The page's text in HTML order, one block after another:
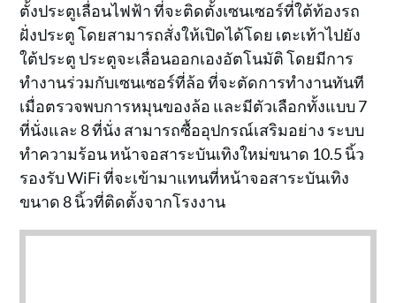
ตั้งประตูเลื่อนไฟฟ้า ที่จะติดตั้งเซนเซอร์ที่ใต้ท้องรถ
ฝั่งประตู โดยสามารถสั่งให้เปิดได้โดย เตะเท้าไปยัง
ใต้ประตู ประตูจะเลื่อนออกเองอัตโนมัติ โดยมีการ
ทำงานร่วมกับเซนเซอร์ที่ล้อ ที่จะตัดการทำงานทันที
เมื่อตรวจพบการหมุนของล้อ และมีตัวเลือกทั้งแบบ 7
ที่นั่งและ 8 ที่นั่ง สามารถซื้ออุปกรณ์เสริมอย่าง ระบบ
ทำความร้อน หน้าจอสาระบันเทิงใหม่ขนาด 10.5 นิ้ว
รองรับ WiFi ที่จะเข้ามาแทนที่หน้าจอสาระบันเทิง
ขนาด 8 นิ้วที่ติดตั้งจากโรงงาน